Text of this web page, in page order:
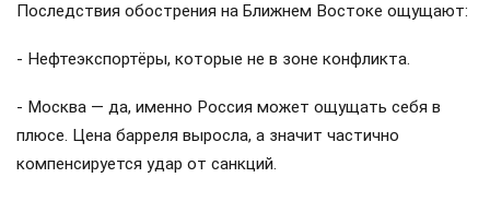
Последствия обострения на Ближнем Востоке ощущают:
- Нефтеэкспортёры, которые не в зоне конфликта.
- Москва — да, именно Россия может ощущать себя в
плюсе. Цена барреля выросла, а значит частично
компенсируется удар от санкций.